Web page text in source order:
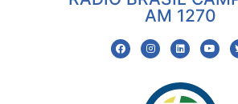
AM 1270